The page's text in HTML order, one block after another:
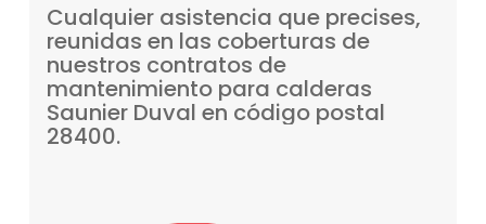
Cualquier asistencia que precises,
reunidas en las coberturas de
nuestros contratos de
mantenimiento para calderas
Saunier Duval en código postal
28400.